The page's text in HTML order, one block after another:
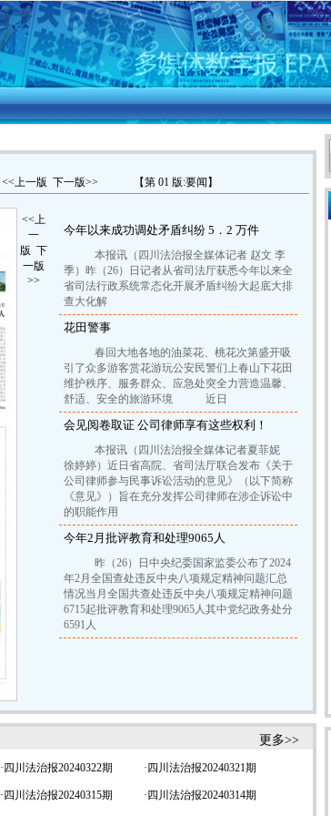
<<上一版 下一版>> 【第 01 版:要闻】
今年以来成功调处矛盾纠纷 5．2 万件
本报讯（四川法治报全媒体记者 赵文 李
季）昨（26）日记者从省司法厅获悉今年以来全
省司法行政系统常态化开展矛盾纠纷大起底大排
查大化解
花田警事
春回大地各地的油菜花、桃花次第盛开吸
引了众多游客赏花游玩公安民警们上春山下花田
维护秩序、服务群众、应急处突全力营造温馨、
舒适、安全的旅游环境 近日
会见阅卷取证 公司律师享有这些权利！
本报讯（四川法治报全媒体记者夏菲妮
徐婷婷）近日省高院、省司法厅联合发布《关于
公司律师参与民事诉讼活动的意见》（以下简称
《意见》）旨在充分发挥公司律师在涉企诉讼中
的职能作用
今年2月批评教育和处理9065人
昨（26）日中央纪委国家监委公布了2024
年2月全国查处违反中央八项规定精神问题汇总
情况当月全国共查处违反中央八项规定精神问题
6715起批评教育和处理9065人其中党纪政务处分
6591人
<<上
一
版 下
一版
>>
更多>>
· 四川法治报20240322期 · 四川法治报20240321期
· 四川法治报20240315期 · 四川法治报20240314期